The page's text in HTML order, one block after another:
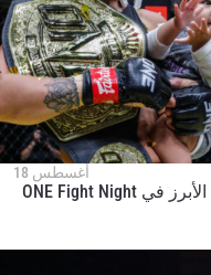
أغسطس 18
أنجيلا لي ضد شيونغ جينغ نانIII : النزال الأبرز في ONE Fight Night
الآن للوصول
والحصول على